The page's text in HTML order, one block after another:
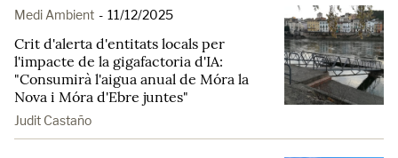
Medi Ambient - 11/12/2025
Crit d'alerta d'entitats locals per
l'impacte de la gigafactoria d'IA:
"Consumirà l'aigua anual de Móra la
Nova i Móra d'Ebre juntes"
Judit Castaño